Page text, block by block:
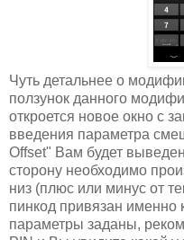
Чуть детальнее о
ползунок данного
откроется новое окно с
введения параметра
Offset" Вам будет
сторону необходимо
низ (плюс или минус от
пинкод привязан именно
параметры заданы,